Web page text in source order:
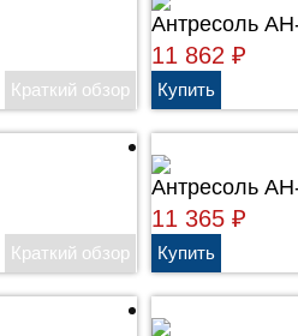
Антресоль
11 862₽
Антресоль
11 365₽